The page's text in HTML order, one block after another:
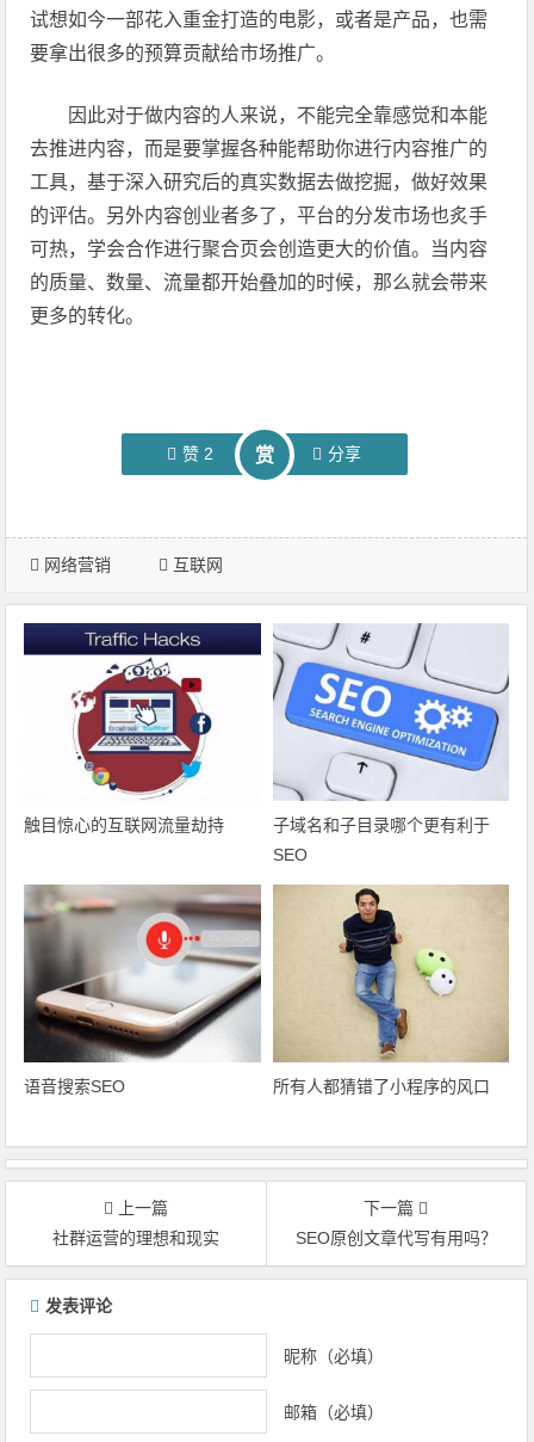
试想如今一部花入重金打造的电影，或者是产品，也需
要拿出很多的预算贡献给市场推广。
因此对于做内容的人来说，不能完全靠感觉和本能
去推进内容，而是要掌握各种能帮助你进行内容推广的
工具，基于深入研究后的真实数据去做挖掘，做好效果
的评估。另外内容创业者多了，平台的分发市场也炙手
可热，学会合作进行聚合页会创造更大的价值。当内容
的质量、数量、流量都开始叠加的时候，那么就会带来
更多的转化。
赞2 赏 分享
网络营销 互联网
触目惊心的互联网流量劫持
子域名和子目录哪个更有利于
SEO
语音搜索SEO 所有人都猜错了小程序的风口
上一篇
社群运营的理想和现实
下一篇
SEO原创文章代写有用吗？
文章导航
发表评论
昵称（必填）
邮箱（必填）